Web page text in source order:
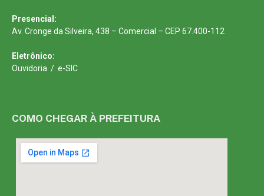
Presencial:
Av. Cronge da Silveira, 438 – Comercial – CEP 67.400-112
Eletrônico:
Ouvidoria / e-SIC
COMO CHEGAR À PREFEITURA